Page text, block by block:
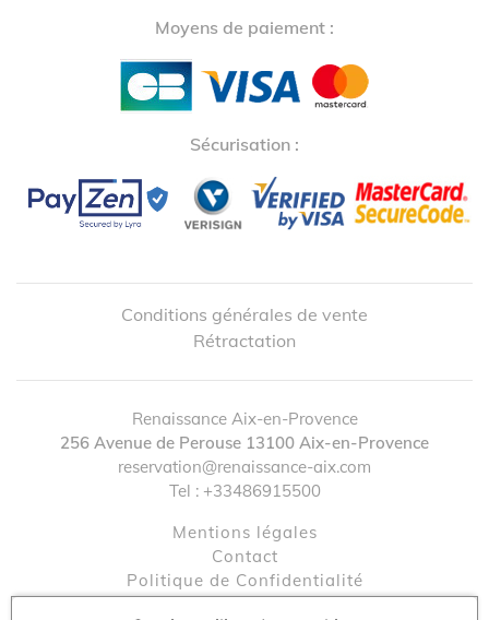
Moyens de paiement :
Sécurisation :
Conditions générales de vente
Rétractation
Renaissance Aix-en-Provence
256 Avenue de Perouse 13100 Aix-en-Provence
reservation@renaissance-aix.com
Tel : +33486915500
Mentions légales
contact
Politique de Confidentialité